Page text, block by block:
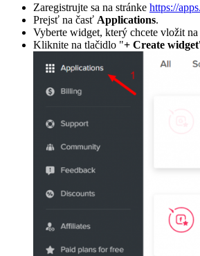
Zaregistrujte sa na stránke https://
Prejsť na časť Applications.
Vyberte widget, který chcete vložit na
Kliknite na tlačidlo "+ Create widget